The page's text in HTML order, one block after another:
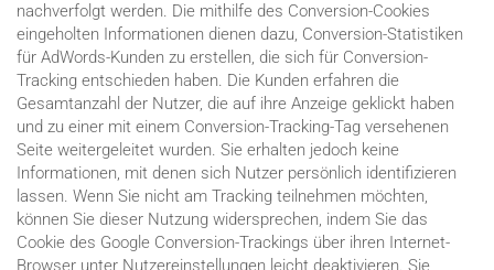
nachverfolgt werden. Die mithilfe des Conversion-Cookies
eingeholten Informationen dienen dazu, Conversion-Statistiken
für AdWords-Kunden zu erstellen, die sich für Conversion-
Tracking entschieden haben. Die Kunden erfahren die
Gesamtanzahl der Nutzer, die auf ihre Anzeige geklickt haben
und zu einer mit einem Conversion-Tracking-Tag versehenen
Seite weitergeleitet wurden. Sie erhalten jedoch keine
Informationen, mit denen sich Nutzer persönlich identifizieren
lassen. Wenn Sie nicht am Tracking teilnehmen möchten,
können Sie dieser Nutzung widersprechen, indem Sie das
Cookie des Google Conversion-Trackings über ihren Internet-
Browser unter Nutzereinstellungen leicht deaktivieren. Sie